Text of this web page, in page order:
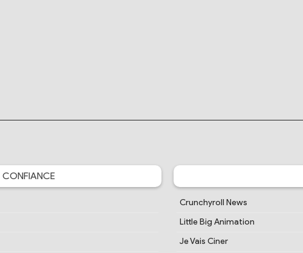
CONFIANCE
Crunchyroll News
Little Big Animation
Je Vais Ciner